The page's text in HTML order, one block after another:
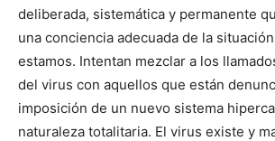
deliberada, sistemática y permanente
una conciencia adecuada de la
estamos. Intentan mezclar a los
del virus con aquellos que están
imposición de un nuevo sistema
naturaleza totalitaria. El virus existe y